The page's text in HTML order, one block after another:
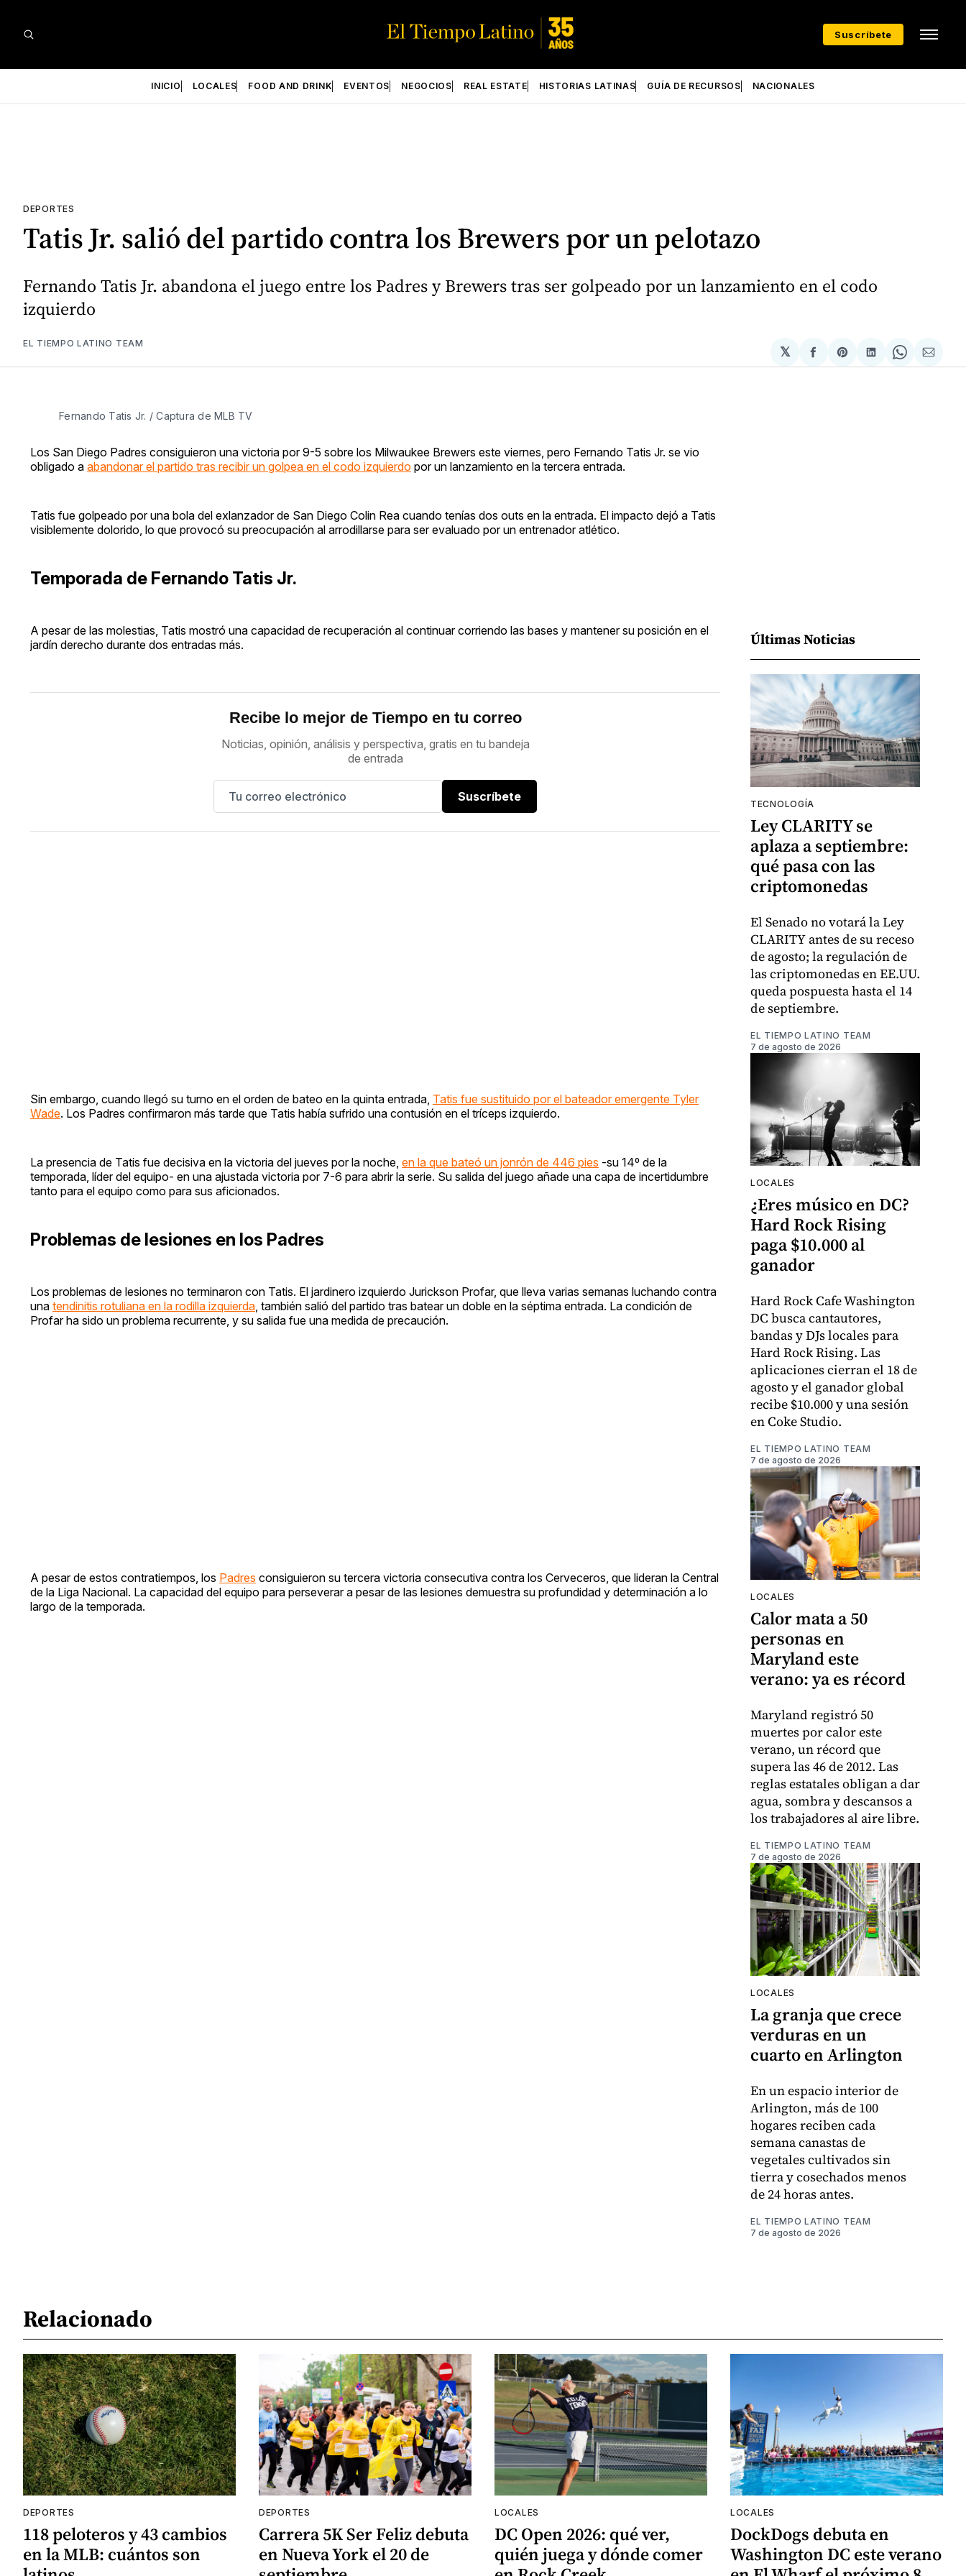
Suscríbete
INICIO LOCALES FOOD AND DRINK EVENTOS NEGOCIOS REAL ESTATE HISTORIAS LATINAS GUÍA DE RECURSOS NACIONALES
DEPORTES
Tatis Jr. salió del partido contra los Brewers por un pelotazo
Fernando Tatis Jr. abandona el juego entre los Padres y Brewers tras ser golpeado por un lanzamiento en el codo
izquierdo
EL TIEMPO LATINO TEAM
𝕏
Compartir
en
Share
on
Compartir
en
Share
on
via
Fernando Tatis Jr. / Captura de MLB TV
Los San Diego Padres consiguieron una victoria por 9-5 sobre los Milwaukee Brewers este viernes, pero Fernando Tatis Jr. se vio
obligado a abandonar el partido tras recibir un golpea en el codo izquierdo por un lanzamiento en la tercera entrada.
Tatis fue golpeado por una bola del exlanzador de San Diego Colin Rea cuando tenías dos outs en la entrada. El impacto dejó a Tatis
visiblemente dolorido, lo que provocó su preocupación al arrodillarse para ser evaluado por un entrenador atlético.
Temporada de Fernando Tatis Jr.
A pesar de las molestias, Tatis mostró una capacidad de recuperación al continuar corriendo las bases y mantener su posición en el
jardín derecho durante dos entradas más.
Recibe lo mejor de Tiempo en tu correo
Noticias, opinión, análisis y perspectiva, gratis en tu bandeja
de entrada
Suscríbete
Sin embargo, cuando llegó su turno en el orden de bateo en la quinta entrada, Tatis fue sustituido por el bateador emergente Tyler
Wade. Los Padres confirmaron más tarde que Tatis había sufrido una contusión en el tríceps izquierdo.
La presencia de Tatis fue decisiva en la victoria del jueves por la noche, en la que bateó un jonrón de 446 pies -su 14º de la
temporada, líder del equipo- en una ajustada victoria por 7-6 para abrir la serie. Su salida del juego añade una capa de incertidumbre
tanto para el equipo como para sus aficionados.
Problemas de lesiones en los Padres
Los problemas de lesiones no terminaron con Tatis. El jardinero izquierdo Jurickson Profar, que lleva varias semanas luchando contra
una tendinitis rotuliana en la rodilla izquierda , también salió del partido tras batear un doble en la séptima entrada. La condición de
Profar ha sido un problema recurrente, y su salida fue una medida de precaución.
A pesar de estos contratiempos, los Padres consiguieron su tercera victoria consecutiva contra los Cerveceros, que lideran la Central
de la Liga Nacional. La capacidad del equipo para perseverar a pesar de las lesiones demuestra su profundidad y determinación a lo
largo de la temporada.
Últimas Noticias
TECNOLOGÍA
Ley CLARITY se
aplaza a septiembre:
qué pasa con las
criptomonedas
El Senado no votará la Ley
CLARITY antes de su receso
de agosto; la regulación de
las criptomonedas en EE.UU.
queda pospuesta hasta el 14
de septiembre.
EL TIEMPO LATINO TEAM
7 de agosto de 2026
LOCALES
¿Eres músico en DC?
Hard Rock Rising
paga $10.000 al
ganador
Hard Rock Cafe Washington
DC busca cantautores,
bandas y DJs locales para
Hard Rock Rising. Las
aplicaciones cierran el 18 de
agosto y el ganador global
recibe $10.000 y una sesión
en Coke Studio.
EL TIEMPO LATINO TEAM
7 de agosto de 2026
LOCALES
Calor mata a 50
personas en
Maryland este
verano: ya es récord
Maryland registró 50
muertes por calor este
verano, un récord que
supera las 46 de 2012. Las
reglas estatales obligan a dar
agua, sombra y descansos a
los trabajadores al aire libre.
EL TIEMPO LATINO TEAM
7 de agosto de 2026
LOCALES
La granja que crece
verduras en un
cuarto en Arlington
En un espacio interior de
Arlington, más de 100
hogares reciben cada
semana canastas de
vegetales cultivados sin
tierra y cosechados menos
de 24 horas antes.
EL TIEMPO LATINO TEAM
7 de agosto de 2026
Relacionado
DEPORTES
118 peloteros y 43 cambios
en la MLB: cuántos son
DEPORTES
Carrera 5K Ser Feliz debuta
en Nueva York el 20 de
LOCALES
DC Open 2026: qué ver,
quién juega y dónde comer
LOCALES
DockDogs debuta en
Washington DC este verano